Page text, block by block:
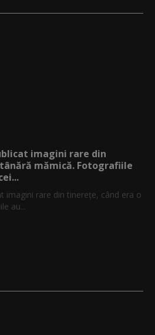
imagini rare din
mămică. Fotografiile
imagini rare din tinerețe, când era o
au...